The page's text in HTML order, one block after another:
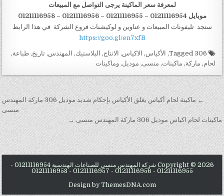
لمعرفة سعر الماكينة يرجى التواصل مع المبيعات
موبايل 01211116954 – 01211116955 – 01211116956
–
01211116958
ستجد تليفونات المبيعات و عناوين و لوكيشنات فروع الشركة في هذا الرابط
https://goo.gl/en7xfB
306
, الأكياس, الاكياس, الانتاج, البلاستيك, المهندس,تاريخ,طباعة,
لحام, ماركة, ماكينات, منسى, موديل,وماكينات
تصفّح المقالات
← ماكينة لحام أكياس يغلق الأكياس بإحكام شديد موديل 306 ماركة المهندس
منسى
ماكينات لحام اكياس موديل 306 ماركة المهندس منسى →
Copyright © 2026 شركة المهندس منسي للصناعات الهندسية 01211116954 -
01211116955 - 01211116956 - 01211116957 - 01211116958
Design by ThemesDNA.com